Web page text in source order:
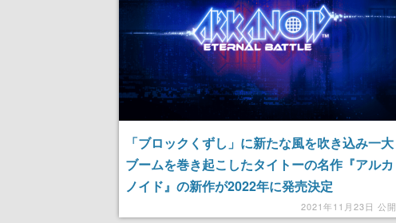
「ブロックくずし」に新たな風を吹き込み一大
ブームを巻き起こしたタイトーの名作『アルカ
ノイド』の新作が2022年に発売決定
2021年11月23日 公開